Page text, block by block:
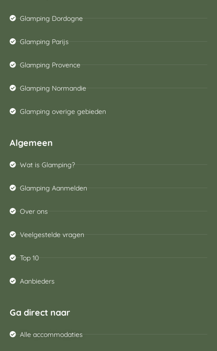
Glamping Dordogne
Glamping Parijs
Glamping Provence
Glamping Normandie
Glamping overige gebieden
Algemeen
Wat is Glamping?
Glamping Aanmelden
Over ons
Veelgestelde vragen
Top 10
Aanbieders
Ga direct naar
Alle accommodaties